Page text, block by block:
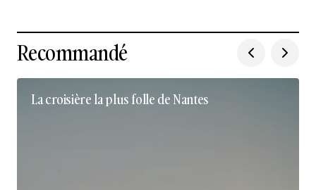
Recommandé
La croisière la plus folle de Nantes